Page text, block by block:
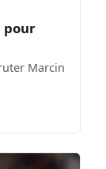
pour
Marcin